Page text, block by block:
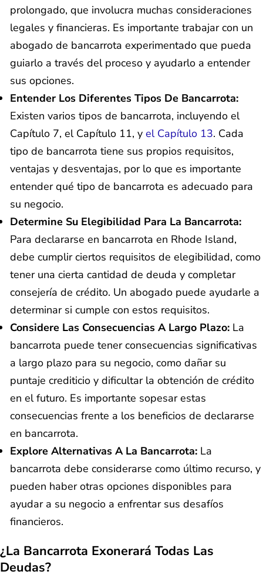
prolongado, que involucra muchas consideraciones
legales y financieras. Es importante trabajar con un
abogado de bancarrota experimentado que pueda
guiarlo a través del proceso y ayudarlo a entender
sus opciones.
Entender Los Diferentes Tipos De Bancarrota:
Existen varios tipos de bancarrota, incluyendo el
Capítulo 7, el Capítulo 11, y el Capítulo 13. Cada
tipo de bancarrota tiene sus propios requisitos,
ventajas y desventajas, por lo que es importante
entender qué tipo de bancarrota es adecuado para
su negocio.
Determine Su Elegibilidad Para La Bancarrota:
Para declararse en bancarrota en Rhode Island,
debe cumplir ciertos requisitos de elegibilidad, como
tener una cierta cantidad de deuda y completar
consejería de crédito. Un abogado puede ayudarle a
determinar si cumple con estos requisitos.
Considere Las Consecuencias A Largo Plazo: La
bancarrota puede tener consecuencias significativas
a largo plazo para su negocio, como dañar su
puntaje crediticio y dificultar la obtención de crédito
en el futuro. Es importante sopesar estas
consecuencias frente a los beneficios de declararse
en bancarrota.
Explore Alternativas A La Bancarrota: La
bancarrota debe considerarse como último recurso, y
pueden haber otras opciones disponibles para
ayudar a su negocio a enfrentar sus desafíos
financieros.
¿La Bancarrota Exonerará Todas Las
Deudas?